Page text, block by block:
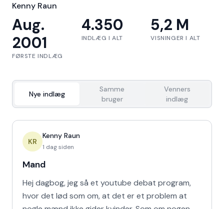
Kenny Raun
Aug.
2001
FØRSTE INDLÆG
4.350
INDLÆG I ALT
5,2 M
VISNINGER I ALT
Nye indlæg
Samme
bruger
Venners
indlæg
KR
Kenny Raun
1 dag siden
Mand
Hej dagbog, jeg så et youtube debat program,
hvor det lød som om, at det er et problem at